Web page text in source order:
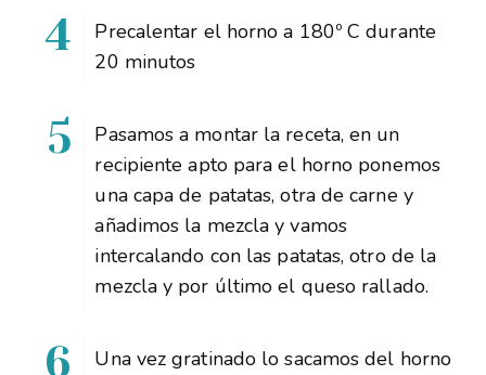
Precalentar el horno a 180º C durante
20 minutos
Pasamos a montar la receta, en un
recipiente apto para el horno ponemos
una capa de patatas, otra de carne y
añadimos la mezcla y vamos
intercalando con las patatas, otro de la
mezcla y por último el queso rallado.
Una vez gratinado lo sacamos del horno